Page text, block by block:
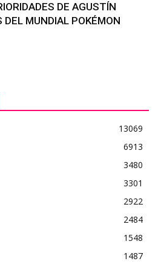
DE AGUSTÍN
DEL MUNDIAL POKÉMON
13069
6913
3480
3301
2922
2484
1548
1487